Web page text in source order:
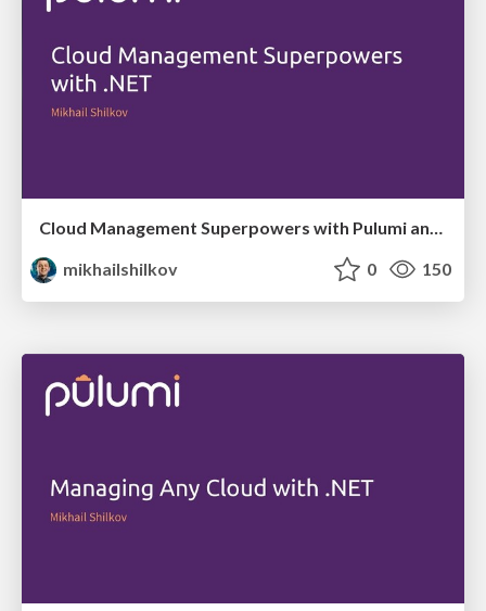
Cloud Management Superpowers with Pulumi and .NET
mikhailshilkov
0 150